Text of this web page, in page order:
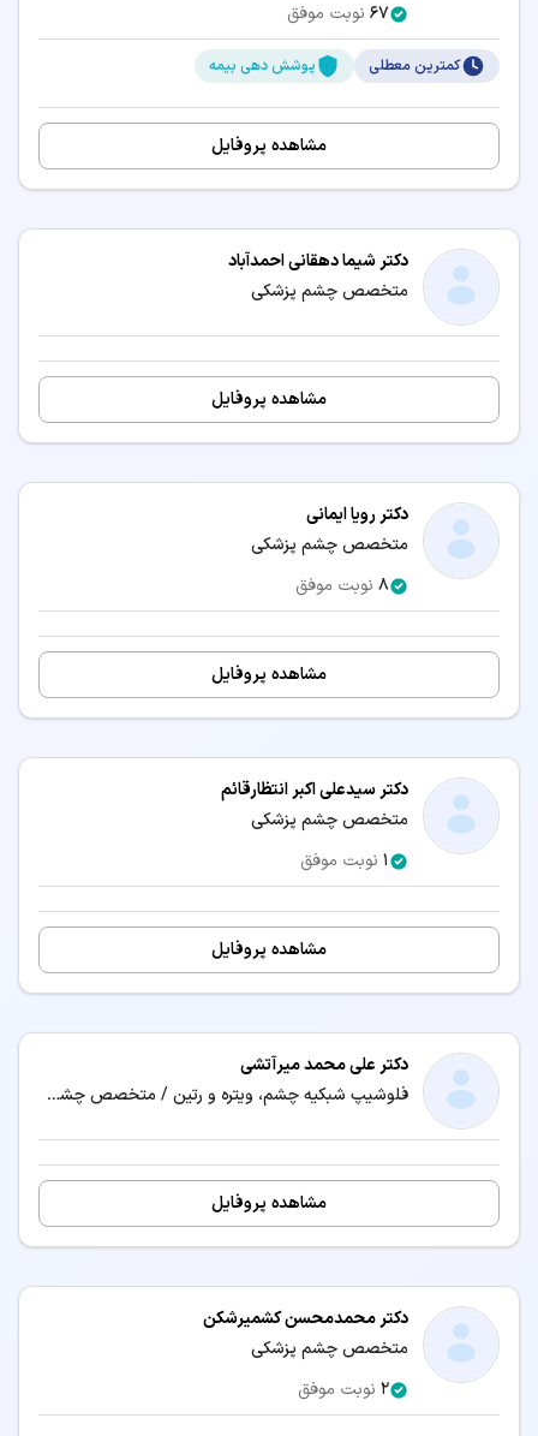
67 نوبت موفق
کمترین معطلی پوشش دهی بیمه
مشاهده پروفایل
دکتر شیما دهقانی احمدآباد
متخصص چشم پزشکی
مشاهده پروفایل
دکتر رویا ایمانی
متخصص چشم پزشکی
8 نوبت موفق
مشاهده پروفایل
دکتر سیدعلی اکبر انتظارقائم
متخصص چشم پزشکی
1 نوبت موفق
مشاهده پروفایل
دکتر علی محمد میرآتشی
فلوشیپ شبکیه چشم، ویتره و رتین / متخصص چشم پزشکی
مشاهده پروفایل
دکتر محمدمحسن کشمیرشکن
متخصص چشم پزشکی
2 نوبت موفق